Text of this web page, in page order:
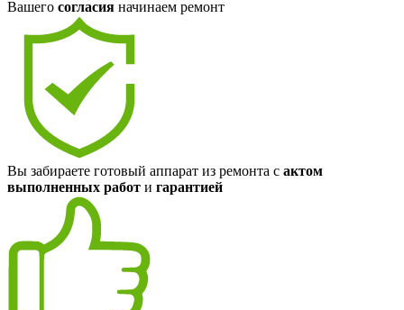
Вашего согласия начинаем ремонт
Вы забираете готовый аппарат из ремонта с актом
выполненных работ и гарантией